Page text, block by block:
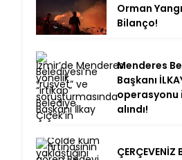
Orman
Bilanço!
Menderes
Başkanı
operasyonu
alındı!
ÇERÇEVENİZ